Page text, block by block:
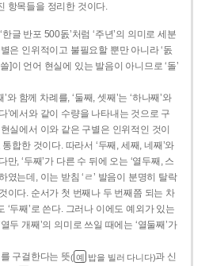
항목들을 정리한 것이다.
한글 반포 500돐’처럼 ‘주년’의 의미로 세분
은 인위적이고 불필요할 뿐만 아니라 ‘돐
]이 언어 현실에 있는 발음이 아니므로 ‘돌’
와 함께 차례를, ‘둘째, 셋째’는 ‘하나째’와
’에서와 같이 수량을 나타내는 것으로 구
실에서 이와 같은 구별은 인위적인 것이
합한 것이다. 따라서 ‘두째, 세째, 네째’와
, ‘두째’가 다른 수 뒤에 오는 ‘열두째, 스
였는데, 이는 받침 ‘ㄹ’ 발음이 분명히 탈락
이다. 순서가 첫 번째나 두 번째쯤 되는 차
‘두째’로 쓴다. 그러나 이에도 예외가 있는
두 개째’의 의미로 쓰일 때에는 ‘열둘째’가
구걸한다는 뜻( 예 밥을 빌러 다니다)과 신